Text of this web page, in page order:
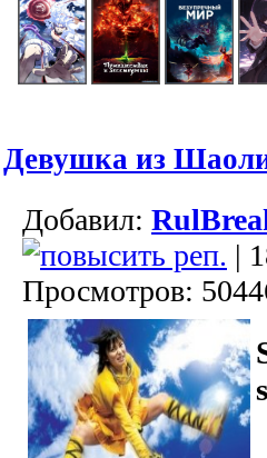
Девушка из
Добавил:
|
Просмотров: